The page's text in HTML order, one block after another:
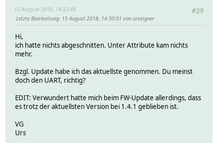
#29
15 August 2018, 14:22:48
Letzte Bearbeitung: 15 August 2018, 14:30:01 von urseigner
Hi,
ich hatte nichts abgeschnitten. Unter Attribute kam nichts
mehr.
Bzgl. Update habe ich das aktuellste genommen. Du meinst
doch den UART, richtig?
EDIT: Verwundert hatte mich beim FW-Update allerdings, dass
es trotz der aktuellsten Version bei 1.4.1 geblieben ist.
VG
Urs